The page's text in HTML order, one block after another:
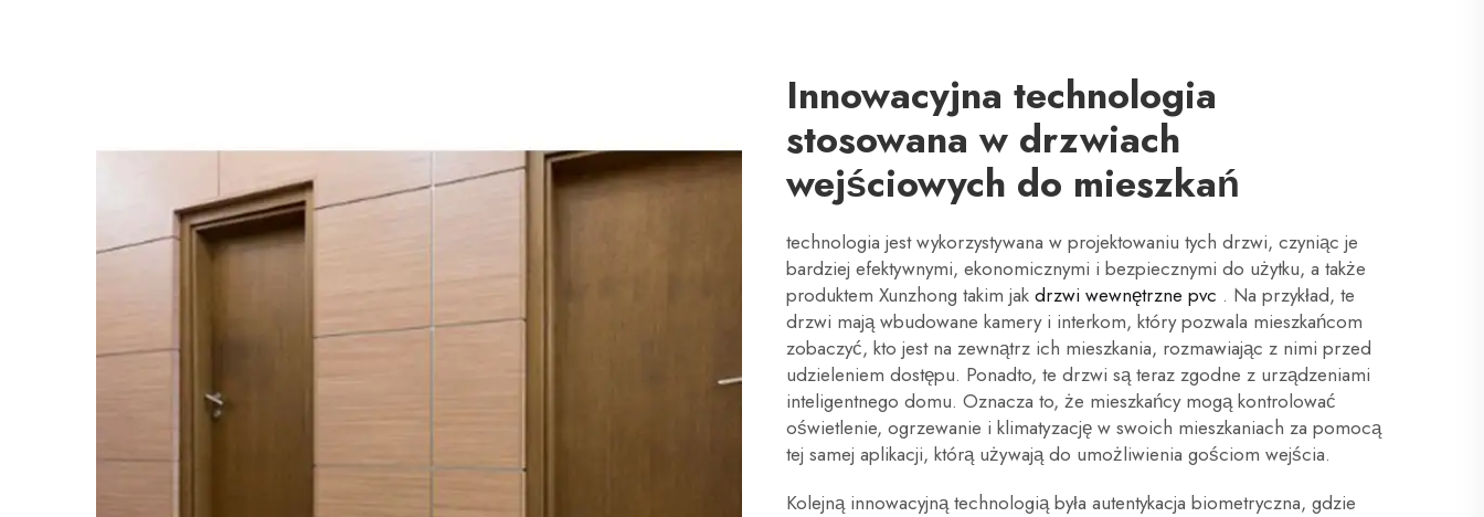
Innowacyjna technologia
stosowana w drzwiach
wejściowych do mieszkań
technologia jest wykorzystywana w projektowaniu tych drzwi, czyniąc je
bardziej efektywnymi, ekonomicznymi i bezpiecznymi do użytku, a także
produktem Xunzhong takim jak drzwi wewnętrzne pvc . Na przykład, te
drzwi mają wbudowane kamery i interkom, który pozwala mieszkańcom
zobaczyć, kto jest na zewnątrz ich mieszkania, rozmawiając z nimi przed
udzieleniem dostępu. Ponadto, te drzwi są teraz zgodne z urządzeniami
inteligentnego domu. Oznacza to, że mieszkańcy mogą kontrolować
oświetlenie, ogrzewanie i klimatyzację w swoich mieszkaniach za pomocą
tej samej aplikacji, którą używają do umożliwienia gościom wejścia.
Kolejną innowacyjną technologią była autentykacja biometryczna, gdzie